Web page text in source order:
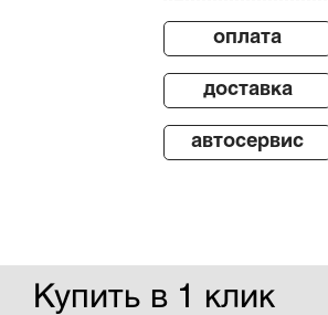
оплата
доставка
автосервис
Купить в 1 клик